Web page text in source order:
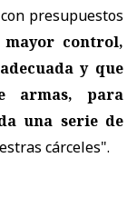
presupuestos
control,
y que
armas, para
una serie de
cárceles".